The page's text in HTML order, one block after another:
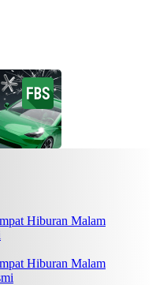
Hiburan Malam